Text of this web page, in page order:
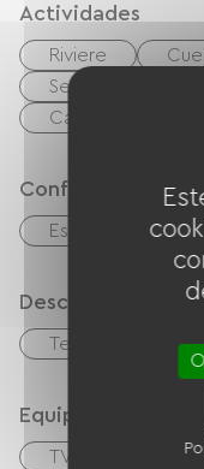
Actividades
Riviere
Senderismo
Camino verde
Confort
Estufa de leña
Descripción
Terraza
Equipos
TV